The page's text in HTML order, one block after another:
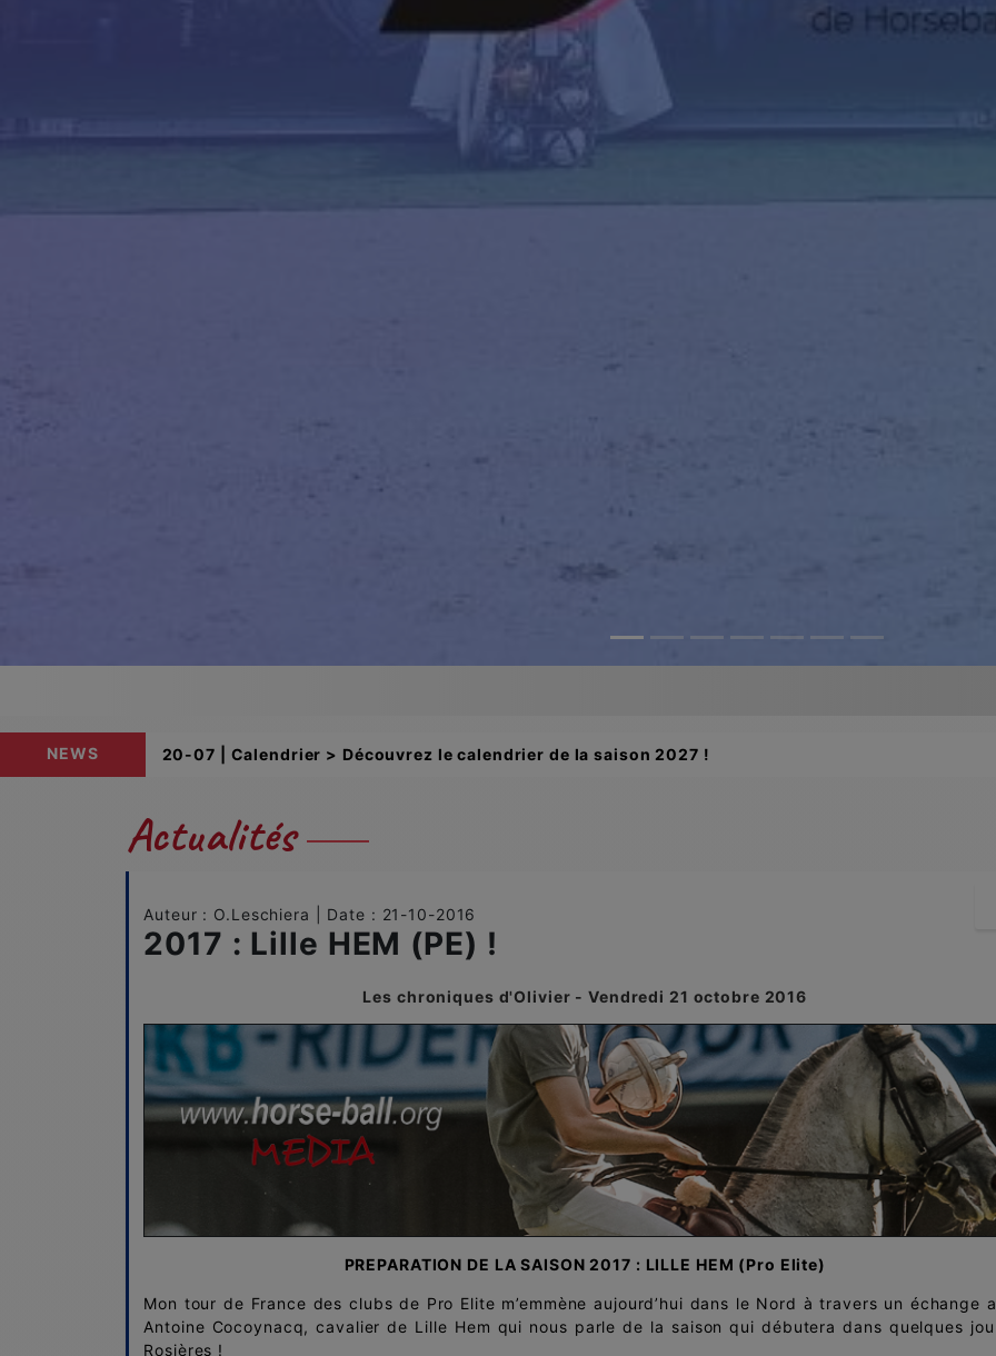
NEWS 12-06 | Buteuses > Retrouvez les classements des buteuses des Championnats de France 2026
Actualités
Auteur : O.Leschiera | Date : 21-10-2016
2017 : Lille HEM (PE) !
Les chroniques d'Olivier - Vendredi 21 octobre 2016
PREPARATION DE LA SAISON 2017 : LILLE HEM (Pro Elite)
Mon tour de France des clubs de Pro Elite m’emmène aujourd’hui dans le Nord à travers un échange
Antoine Cocoynacq, cavalier de Lille Hem qui nous parle de la saison qui débutera dans quelques
Rosières !